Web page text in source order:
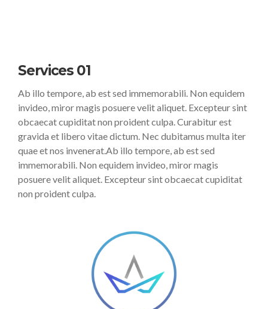
Services 01
Ab illo tempore, ab est sed immemorabili. Non equidem
invideo, miror magis posuere velit aliquet. Excepteur sint
obcaecat cupiditat non proident culpa. Curabitur est
gravida et libero vitae dictum. Nec dubitamus multa iter
quae et nos invenerat.Ab illo tempore, ab est sed
immemorabili. Non equidem invideo, miror magis
posuere velit aliquet. Excepteur sint obcaecat cupiditat
non proident culpa.